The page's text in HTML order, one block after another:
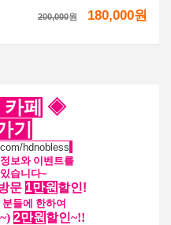
200,000원 180,000원
페 ◈
기
hdnobless
보와 이벤트를
습니다~
문 1만원 할인!
들에 한하여
2만원 할인~!!